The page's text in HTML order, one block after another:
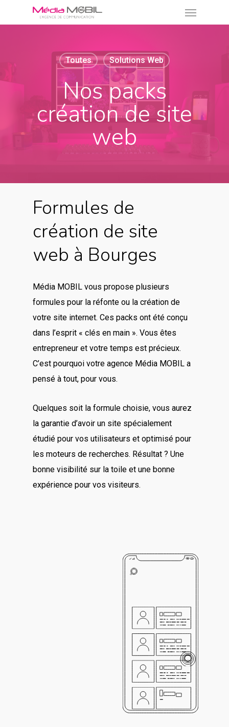
to
Toutes Solutions Web
Nos packs
création de site
web
Formules de
création de site
web à Bourges
Média MOBIL vous propose plusieurs
formules pour la réfonte ou la création de
votre site internet. Ces packs ont été conçu
dans l’esprit « clés en main ». Vous êtes
entrepreneur et votre temps est précieux.
C’est pourquoi votre agence Média MOBIL a
pensé à tout, pour vous.
Quelques soit la formule choisie, vous aurez
la garantie d’avoir un site spécialement
étudié pour vos utilisateurs et optimisé pour
les moteurs de recherches. Résultat ? Une
bonne visibilité sur la toile et une bonne
expérience pour vos visiteurs.